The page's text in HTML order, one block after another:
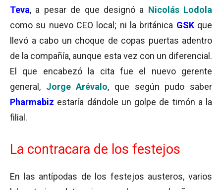
Teva, a pesar de que designó a Nicolás Lodola
como su nuevo CEO local; ni la británica GSKque
llevó a cabo un choque de copas puertas adentro
de la compañía, aunque esta vez con un diferencial.
El que encabezó la cita fue el nuevo gerente
general, Jorge Arévalo, que según pudo saber
Pharmabiz estaría dándole un golpe de timón a la
filial.
La contracara de los festejos
En las antípodas de los festejos austeros, varios